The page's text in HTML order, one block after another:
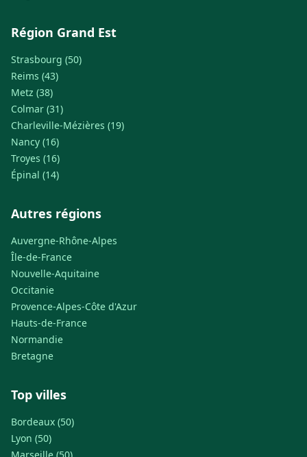
Région Grand Est
Strasbourg (50)
Reims (43)
Metz (38)
Colmar (31)
Charleville-Mézières (19)
Nancy (16)
Troyes (16)
Épinal (14)
Autres régions
Auvergne-Rhône-Alpes
Île-de-France
Nouvelle-Aquitaine
Occitanie
Provence-Alpes-Côte d'Azur
Hauts-de-France
Normandie
Bretagne
Top villes
Bordeaux (50)
Lyon (50)